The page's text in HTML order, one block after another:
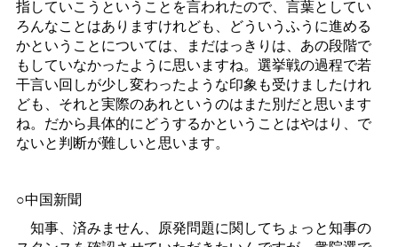
指していこうということを言われたので、言葉としてい
ろんなことはありますけれども、どういうふうに進める
かということについては、まだはっきりは、あの段階で
もしていなかったように思いますね。選挙戦の過程で若
干言い回しが少し変わったような印象も受けましたけれ
ども、それと実際のあれというのはまた別だと思います
ね。だから具体的にどうするかということはやはり、で
ないと判断が難しいと思います。
○中国新聞
知事、済みません、原発問題に関してちょっと知事の